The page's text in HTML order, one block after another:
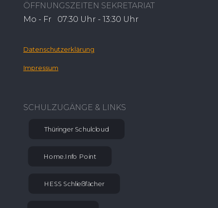
ÖFFNUNGSZEITEN SEKRETARIAT
Mo - Fr 07:30 Uhr - 13:30 Uhr
Datenschutzerklärung
Impressum
SCHULZUGÄNGE & LINKS
Thüringer Schulcloud
Home.Info Point
HESS Schließfächer